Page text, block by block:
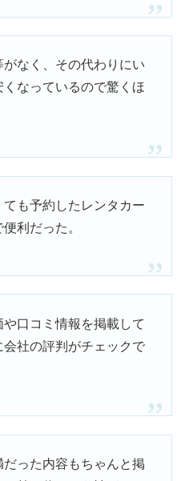
なく、その代わりにい
なっているので驚くほ
も予約したレンタカー
利だった。
口コミ情報を掲載して
社の評判がチェックで
った内容もちゃんと掲